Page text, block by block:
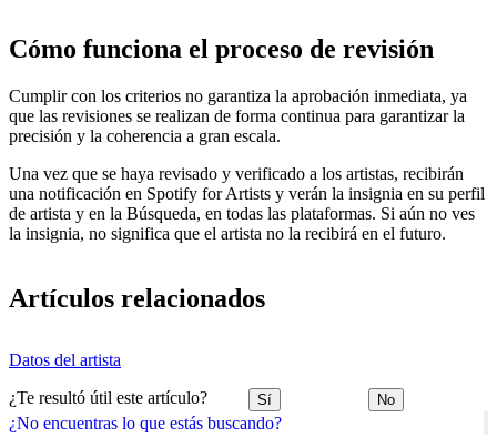
¿No encuentras lo que estás buscando?
Cómo funciona el proceso de revisión
Cumplir con los criterios no garantiza la aprobación inmediata, ya
que las revisiones se realizan de forma continua para garantizar la
precisión y la coherencia a gran escala.
Una vez que se haya revisado y verificado a los artistas, recibirán
una notificación en Spotify for Artists y verán la insignia en su perfil
de artista y en la Búsqueda, en todas las plataformas. Si aún no ves
la insignia, no significa que el artista no la recibirá en el futuro.
Artículos relacionados
Datos del artista
¿Te resultó útil este artículo? Sí No